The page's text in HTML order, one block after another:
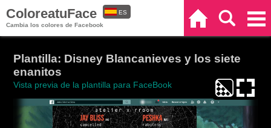
ColoreatuFace
Cambia los colores de Facebook
ES
Plantilla: Disney Blancanieves y los siete
enanitos
Vista previa de la plantilla para FaceBook